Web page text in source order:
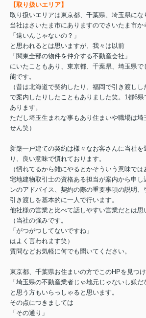
【取り扱いエリア】
取り扱いエリアは東京都、千葉県、埼玉県にな
当社はさいたま市にありますのでさいたま市か
「遠いんじゃないの？」
と思われるとは思いますが、我々は以前
「関東全部の物件を仲介する不動産会社」
にいたこともあり、東京都、千葉県、埼玉県
能です。
（昔は北海道で契約したり、福岡で引き渡し
で案内したりしたこともありました笑。1都6
あります。
ただし埼玉生まれな事もあり住まいや職場は埼
せん笑）
新築一戸建ての契約は様々なお客さんに当社を
り、良い意味で慣れております。
（慣れてるから雑にやるとかそういう意味では
宅地建物取引士の資格ある担当が案内から申し
ンのアドバイス、契約の際の重要事項の説明、
引き渡しを基本的に一人で行います。
他社様の営業と比べて話しやすい営業だとは思
（当社の強みです。
「がつがつしてないですね」
はよく言われます笑）
質問などお気軽に何でも聞いてください。
東京都、千葉県お住まいの方でこのHPを見つ
「埼玉県の不動産業者じゃ地元じゃないし嫌だ
と思う方もいらっしゃると思います。
その点につきましては
「その通り」